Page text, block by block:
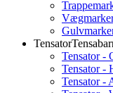
Tensator
Tensator -
Tensator -
Tensator -